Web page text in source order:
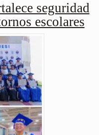
seguridad
escolares